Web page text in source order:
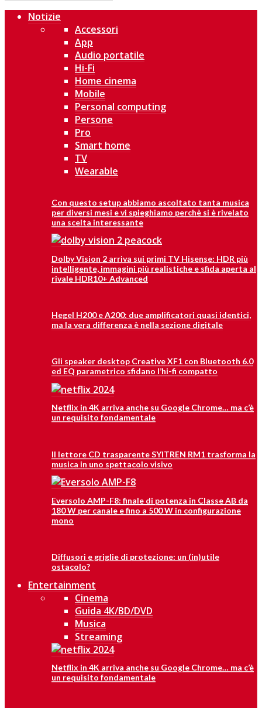
Notizie
Accessori
App
Audio portatile
Hi-Fi
Home cinema
Mobile
Personal computing
Persone
Pro
Smart home
TV
Wearable
Con questo setup abbiamo ascoltato tanta musica
per diversi mesi e vi spieghiamo perchè si è rivelato
una scelta interessante
Dolby Vision 2 arriva sui primi TV Hisense: HDR più
intelligente, immagini più realistiche e sfida aperta al
rivale HDR10+ Advanced
Hegel H200 e A200: due amplificatori quasi identici,
ma la vera differenza è nella sezione digitale
Gli speaker desktop Creative XF1 con Bluetooth 6.0
ed EQ parametrico sfidano l’hi-fi compatto
Netflix in 4K arriva anche su Google Chrome… ma c’è
un requisito fondamentale
Il lettore CD trasparente SYITREN RM1 trasforma la
musica in uno spettacolo visivo
Eversolo AMP-F8: finale di potenza in Classe AB da
180 W per canale e fino a 500 W in configurazione
mono
Diffusori e griglie di protezione: un (in)utile
ostacolo?
Entertainment
Cinema
Guida 4K/BD/DVD
Musica
Streaming
Netflix in 4K arriva anche su Google Chrome… ma c’è
un requisito fondamentale